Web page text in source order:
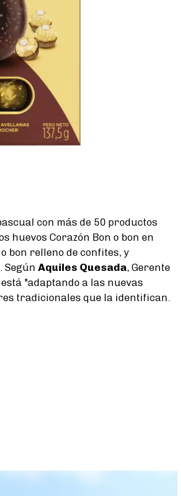
con más de 50 productos
huevos Corazón Bon o bon en
bon relleno de confites, y
Según Aquiles Quesada, Gerente
"adaptando a las nuevas
tradicionales que la identifican.